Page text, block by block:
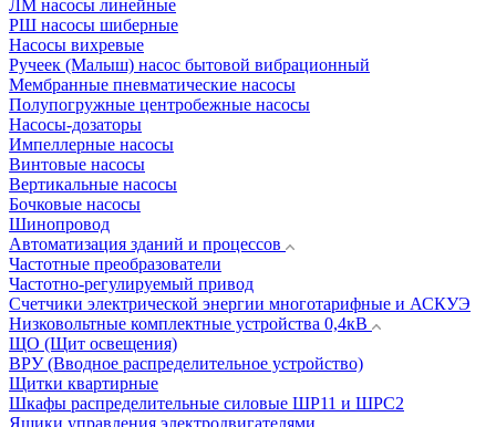
ЛМ насосы линейные
РШ насосы шиберные
Насосы вихревые
Ручеек (Малыш) насос бытовой вибрационный
Мембранные пневматические насосы
Полупогружные центробежные насосы
Насосы-дозаторы
Импеллерные насосы
Винтовые насосы
Вертикальные насосы
Бочковые насосы
Шинопровод
Автоматизация зданий и процессов
Частотные преобразователи
Частотно-регулируемый привод
Счетчики электрической энергии многотарифные и АСКУЭ
Низковольтные комплектные устройства 0,4кВ
ЩО (Щит освещения)
ВРУ (Вводное распределительное устройство)
Щитки квартирные
Шкафы распределительные силовые ШР11 и ШРС2
Ящики управления электродвигателями